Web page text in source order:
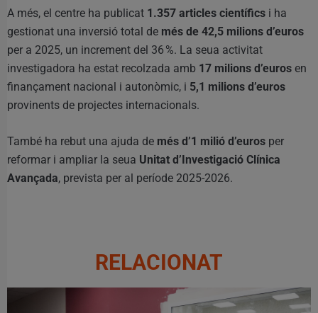
A més, el centre ha publicat 1.357 articles científics i ha
gestionat una inversió total de més de 42,5 milions d’euros
per a 2025, un increment del 36 %. La seua activitat
investigadora ha estat recolzada amb 17 milions d’euros en
finançament nacional i autonòmic, i 5,1 milions d’euros
provinents de projectes internacionals.
També ha rebut una ajuda de més d’1 milió d’euros per
reformar i ampliar la seua Unitat d’Investigació Clínica
Avançada, prevista per al període 2025-2026.
RELACIONAT